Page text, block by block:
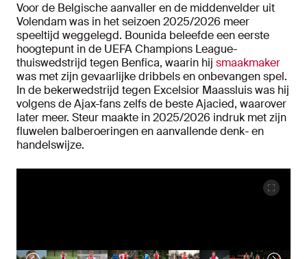
Voor de Belgische aanvaller en de middenvelder uit
Volendam was in het seizoen 2025/2026 meer
speeltijd weggelegd. Bounida beleefde een eerste
hoogtepunt in de UEFA Champions League-
thuiswedstrijd tegen Benfica, waarin hij smaakmaker
was met zijn gevaarlijke dribbels en onbevangen spel.
In de bekerwedstrijd tegen Excelsior Maassluis was hij
volgens de Ajax-fans zelfs de beste Ajacied, waarover
later meer. Steur maakte in 2025/2026 indruk met zijn
fluwelen balberoeringen en aanvallende denk- en
handelswijze.